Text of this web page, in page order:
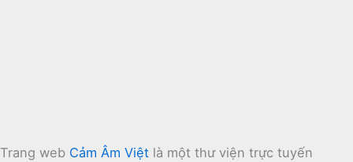
Trang web Cảm Âm Việt là một thư viện trực tuyến